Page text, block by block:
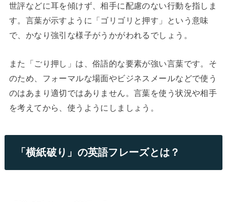
世評などに耳を傾けず、相手に配慮のない行動を指しま
す。言葉が示すように「ゴリゴリと押す」という意味
で、かなり強引な様子がうかがわれるでしょう。
また「ごり押し」は、俗語的な要素が強い言葉です。そ
のため、フォーマルな場面やビジネスメールなどで使う
のはあまり適切ではありません。言葉を使う状況や相手
を考えてから、使うようにしましょう。
「横紙破り」の英語フレーズとは？